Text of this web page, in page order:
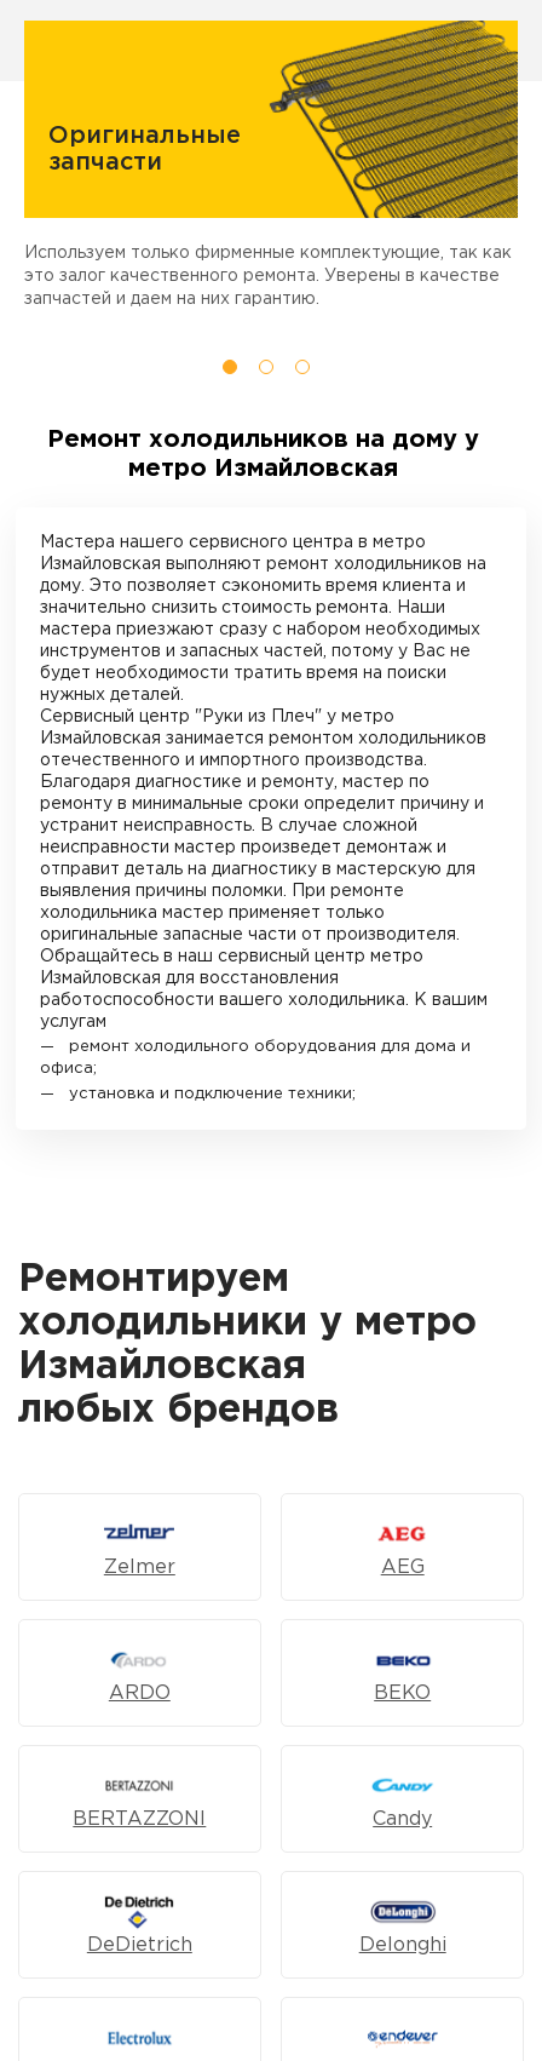
Оригинальные
запчасти
Используем только фирменные комплектующие, так как
это залог качественного ремонта. Уверены в качестве
запчастей и даем на них гарантию.
Ремонт холодильников на дому у
метро Измайловская
Мастера нашего сервисного центра в метро
Измайловская
выполняют ремонт холодильников на
дому. Это позволяет сэкономить время клиента и
значительно снизить стоимость ремонта. Наши
мастера приезжают сразу с набором необходимых
инструментов и запасных частей, потому у Вас не
будет необходимости тратить время на поиски
нужных деталей.
Сервисный центр "Руки из Плеч"у метро
Измайловская занимается ремонтом холодильников
отечественного и импортного производства.
Благодаря диагностике и ремонту, мастер по
ремонту в минимальные сроки определит причину и
устранит неисправность. В случае сложной
неисправности мастер произведет демонтаж и
отправит деталь на диагностику в мастерскую для
выявления причины поломки. При ремонте
холодильника мастер применяет только
оригинальные запасные части от производителя.
Обращайтесь в наш сервисный центр метро
Измайловская для восстановления
работоспособности вашего холодильника. К вашим
услугам
ремонт холодильного оборудования для дома и
офиса;
установка и подключение техники;
Ремонтируем
холодильники у метро
Измайловская
любых брендов
Zelmer AEG
ARDO BEKO
BERTAZZONI Candy
DeDietrich Delonghi